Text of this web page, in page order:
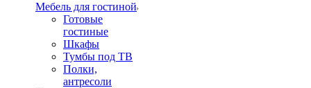
Мебель для гостиной
Готовые
гостиные
Шкафы
Тумбы под ТВ
Полки,
антресоли